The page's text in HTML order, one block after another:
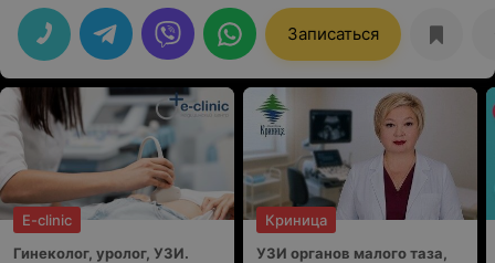
которую никак не могли решить. Шла с большой
надеждой. Врач удивительной душевной теплоты,
очень внимательная и деликатная. Подошла к
диагностике индивидуально, осмотр сопровождала
разъяснениями, назначила комплексное лечение,
дополнительное обследование и сразу же оказала
первую помощь. Хочу выразить благодарность врачу за
ее профессионализм и чуткость к пациенту! Очень
надеюсь, что недуг победим. Рекомендую!
Записаться
E-clinic
Гинеколог, уролог, УЗИ.
Криница
УЗИ органов малого таза,